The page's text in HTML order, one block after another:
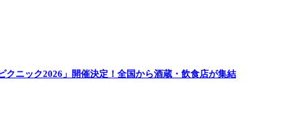
ニック2026」開催決定！全国から酒蔵・飲食店が集結